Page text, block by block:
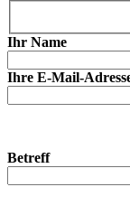
Ihr Name
Ihre E-Mail-
Betreff